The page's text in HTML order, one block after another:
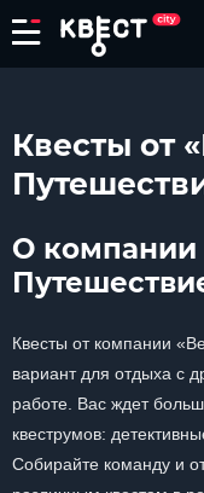
Квесты от
О компании
Квесты от компании
вариант для отдыха с
работе. Вас ждет
квеструмов:
Собирайте команду и